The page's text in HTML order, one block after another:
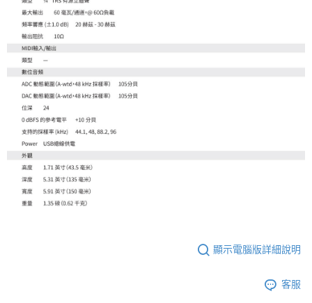
顯示電腦版詳細說明
客服